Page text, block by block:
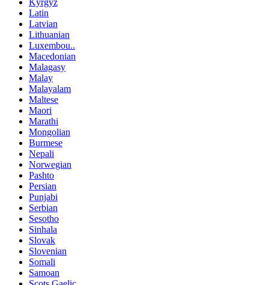
Kyrgyz
Latin
Latvian
Lithuanian
Luxembou..
Macedonian
Malagasy
Malay
Malayalam
Maltese
Maori
Marathi
Mongolian
Burmese
Nepali
Norwegian
Pashto
Persian
Punjabi
Serbian
Sesotho
Sinhala
Slovak
Slovenian
Somali
Samoan